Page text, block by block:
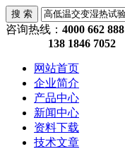
咨询热线： 4000 662 888
138 1846 7052
网站首页
企业简介
产品中心
新闻中心
资料下载
技术文章